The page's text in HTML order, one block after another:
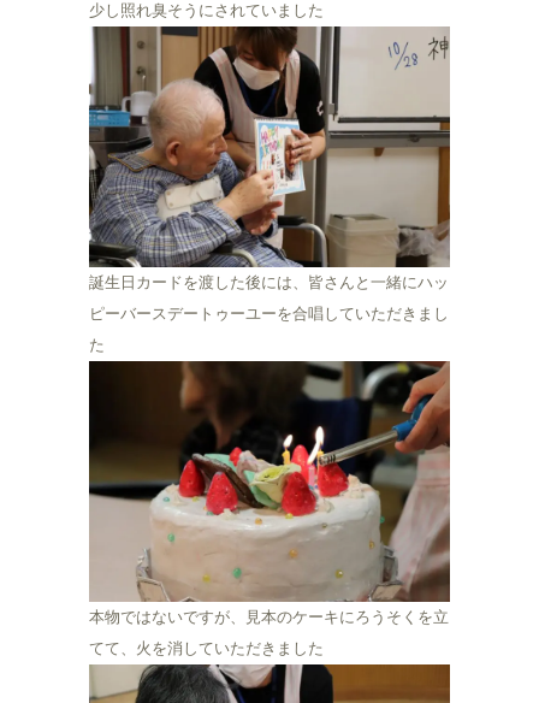
少し照れ臭そうにされていました
誕生日カードを渡した後には、皆さんと一緒にハッ
ピーバースデートゥーユーを合唱していただきまし
た
本物ではないですが、見本のケーキにろうそくを立
てて、火を消していただきました